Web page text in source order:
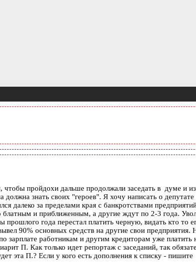
пройдохи дальше продолжали заседать в думе и
знать своих "героев". Я хочу написать о
далеко за пределами края с банкротствами
и приближенным, а другие ждут по 2-3 года.
года перестал платить черную, видать кто то
90% основных средств на другие свои
зарплате работникам и другим кредиторам уже
П. Как только идет репортаж с заседаний, так
эта П.? Если у кого есть дополнения к списку - пишите